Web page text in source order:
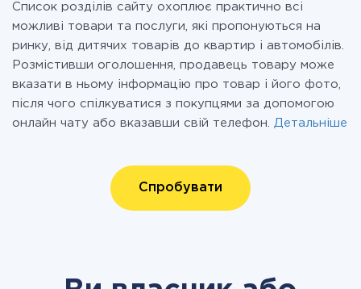
Список розділів сайту охоплює практично всі
можливі товари та послуги, які пропонуються на
ринку, від дитячих товарів до квартир і автомобілів.
Розмістивши оголошення, продавець товару може
вказати в ньому інформацію про товар і його фото,
після чого спілкуватися з покупцями за допомогою
онлайн чату або вказавши свій телефон. Детальніше
Спробувати